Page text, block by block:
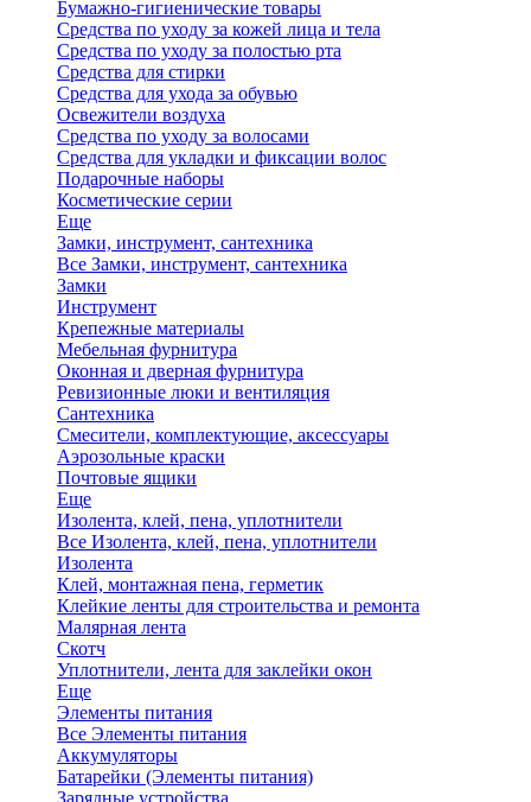
Бумажно-гигиенические товары
Средства по уходу за кожей лица и тела
Средства по уходу за полостью рта
Средства для стирки
Средства для ухода за обувью
Освежители воздуха
Средства по уходу за волосами
Средства для укладки и фиксации волос
Подарочные наборы
Косметические серии
Еще
Замки, инструмент, сантехника
Все Замки, инструмент, сантехника
Замки
Инструмент
Крепежные материалы
Мебельная фурнитура
Оконная и дверная фурнитура
Ревизионные люки и вентиляция
Сантехника
Смесители, комплектующие, аксессуары
Аэрозольные краски
Почтовые ящики
Еще
Изолента, клей, пена, уплотнители
Все Изолента, клей, пена, уплотнители
Изолента
Клей, монтажная пена, герметик
Клейкие ленты для строительства и ремонта
Малярная лента
Скотч
Уплотнители, лента для заклейки окон
Еще
Элементы питания
Все Элементы питания
Аккумуляторы
Батарейки (Элементы питания)
Зарядные устройства